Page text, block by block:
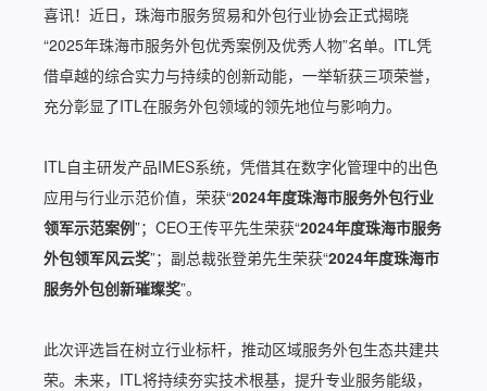
喜讯！近日，珠海市服务贸易和外包行业协会正式揭晓
“2025年珠海市服务外包优秀案例及优秀人物”名单。ITL凭
借卓越的综合实力与持续的创新动能，一举斩获三项荣誉，
充分彰显了ITL在服务外包领域的领先地位与影响力。
ITL自主研发产品IMES系统，凭借其在数字化管理中的出色
应用与行业示范价值，荣获“2024年度珠海市服务外包行业
领军示范案例”；CEO王传平先生荣获“2024年度珠海市服务
外包领军风云奖”；副总裁张登弟先生荣获“2024年度珠海市
服务外包创新璀璨奖”。
此次评选旨在树立行业标杆，推动区域服务外包生态共建共
荣。未来，ITL将持续夯实技术根基，提升专业服务能级，